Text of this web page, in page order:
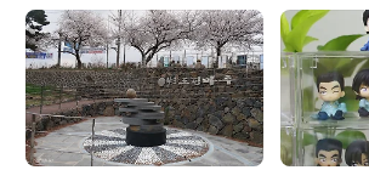
근처에 예쁜 저수지가 있다고 해서 들러 보았다. 주차장에
차를 대고, 저 계단을 올라 가면 또다른 풍경이 펼쳐진다.우
리 동네 뒷산에도 이런 저수지 하나 있으면 참 좋겠다. 의자
에 앉아 잠시 산림욕..